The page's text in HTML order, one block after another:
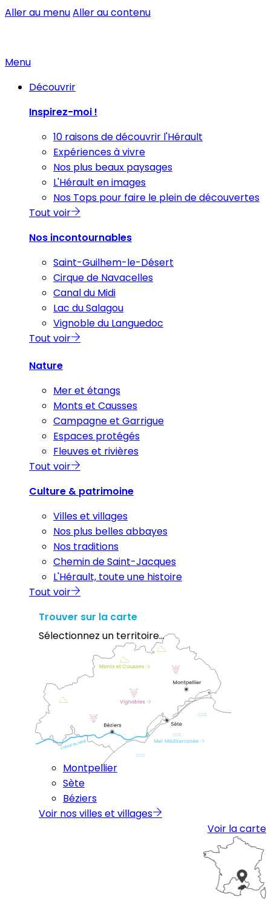
Aller au menuAller au contenu
Menu
Découvrir
Inspirez-moi !
10 raisons de découvrir l'Hérault
Expériences à vivre
Nos plus beaux paysages
L'Hérault en images
Nos Tops pour faire le plein de découvertes
Tout voir
Nos incontournables
Saint-Guilhem-le-Désert
Cirque de Navacelles
Canal du Midi
Lac du Salagou
Vignoble du Languedoc
Tout voir
Nature
Mer et étangs
Monts et Causses
Campagne et Garrigue
Espaces protégés
Fleuves et rivières
Tout voir
Culture & patrimoine
Villes et villages
Nos plus belles abbayes
Nos traditions
Chemin de Saint-Jacques
L'Hérault, toute une histoire
Tout voir
Trouver sur la carte
Sélectionnez un territoire...
Montpellier
Sète
Béziers
Voir nos villes et villages
Voir la carte